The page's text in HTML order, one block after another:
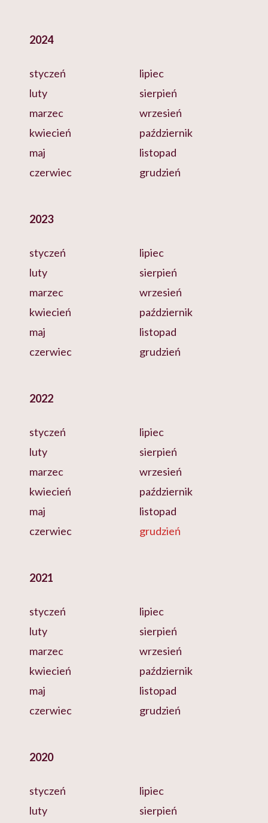
2024
styczeń
luty
marzec
kwiecień
maj
czerwiec
lipiec
sierpień
wrzesień
październik
listopad
grudzień
2023
styczeń
luty
marzec
kwiecień
maj
czerwiec
lipiec
sierpień
wrzesień
październik
listopad
grudzień
2022
styczeń
luty
marzec
kwiecień
maj
czerwiec
lipiec
sierpień
wrzesień
październik
listopad
grudzień
2021
styczeń
luty
marzec
kwiecień
maj
czerwiec
lipiec
sierpień
wrzesień
październik
listopad
grudzień
2020
styczeń
luty
lipiec
sierpień